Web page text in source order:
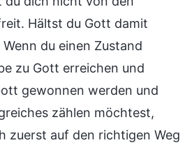
Hältst du Gott damit
du einen Zustand
zu Gott erreichen und
gewonnen werden und
zählen möchtest,
zuerst auf den richtigen Weg